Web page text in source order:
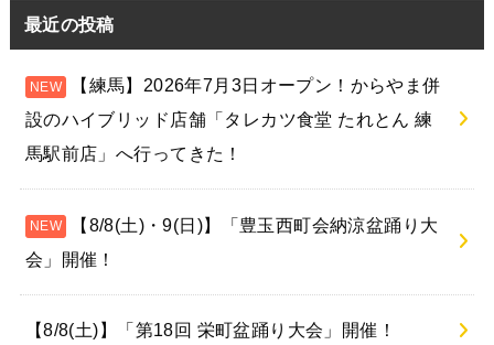
最近の投稿
【練馬】2026年7月3日オープン！からやま併
設のハイブリッド店舗「タレカツ食堂 たれとん 練
馬駅前店」へ行ってきた！
【8/8(土)・9(日)】「豊玉西町会納涼盆踊り大
会」開催！
【8/8(土)】「第18回 栄町盆踊り大会」開催！